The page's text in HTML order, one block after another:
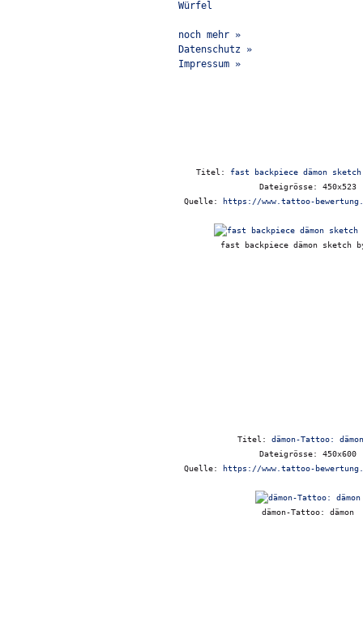
Würfel
noch mehr »
Datenschutz »
Impressum »
Titel: fast backpiece dämon
Dateigrösse: 450x523
Quelle: https://www.tattoo-
fast backpiece dämon sketch
Titel: dämon-Tattoo:
Dateigrösse: 450x600
Quelle: https://www.tattoo-
dämon-Tattoo: dämon